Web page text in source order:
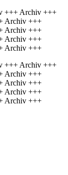
+++ Archiv +++
Archiv +++
Archiv +++
Archiv +++
Archiv +++
+++ Archiv +++
Archiv +++
Archiv +++
Archiv +++
Archiv +++